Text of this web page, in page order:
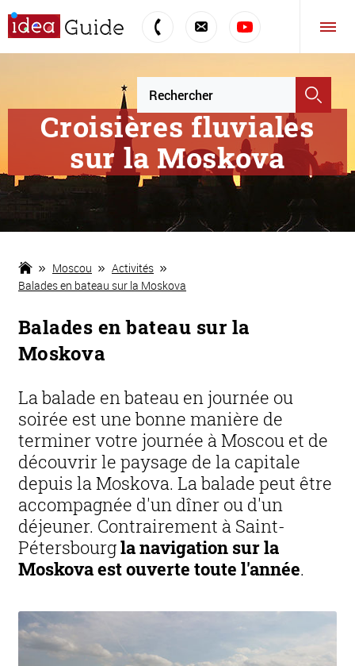
Croisières fluviales
sur la Moskova
Moscou
Activités
Balades en bateau sur la Moskova
Balades en bateau sur la
Moskova
La balade en bateau en journée ou
soirée est une bonne manière de
terminer votre journée à Moscou et de
découvrir le paysage de la capitale
depuis la Moskova. La balade peut être
accompagnée d'un dîner ou d'un
déjeuner. Contrairement à Saint-
Pétersbourgla navigation sur la
Moskova est ouverte toute l'année.